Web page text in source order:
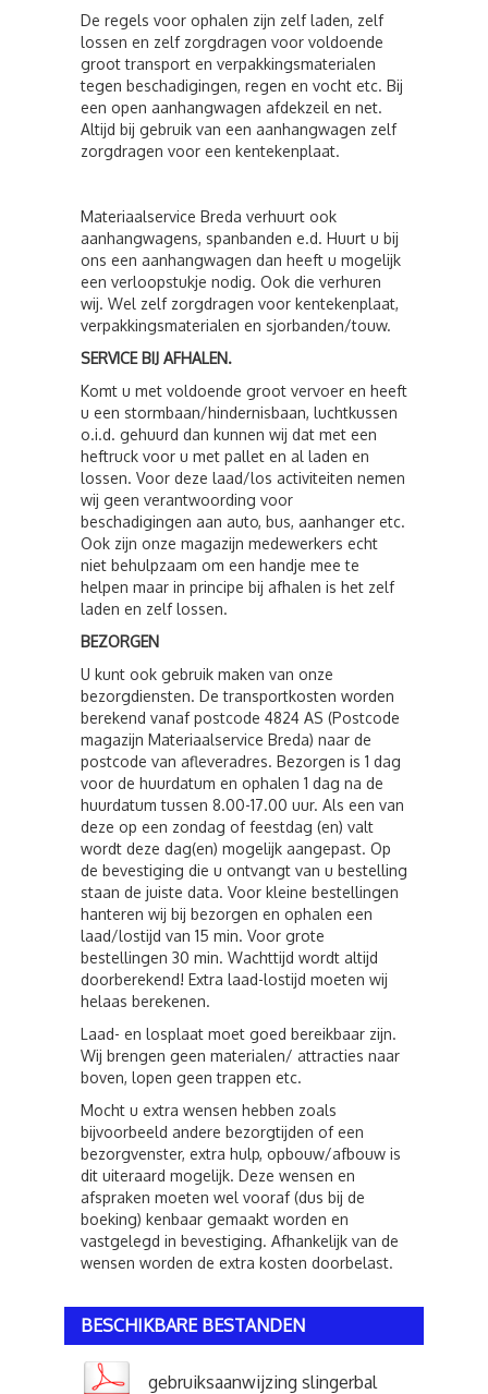
De regels voor ophalen zijn zelf laden, zelf
lossen en zelf zorgdragen voor voldoende
groot transport en verpakkingsmaterialen
tegen beschadigingen, regen en vocht etc. Bij
een open aanhangwagen afdekzeil en net.
Altijd bij gebruik van een aanhangwagen zelf
zorgdragen voor een kentekenplaat.
Materiaalservice Breda verhuurt ook
aanhangwagens, spanbanden e.d. Huurt u bij
ons een aanhangwagen dan heeft u mogelijk
een verloopstukje nodig. Ook die verhuren
wij. Wel zelf zorgdragen voor kentekenplaat,
verpakkingsmaterialen en sjorbanden/touw.
SERVICE BIJ AFHALEN.
Komt u met voldoende groot vervoer en heeft
u een stormbaan/hindernisbaan, luchtkussen
o.i.d. gehuurd dan kunnen wij dat met een
heftruck voor u met pallet en al laden en
lossen. Voor deze laad/los activiteiten nemen
wij geen verantwoording voor
beschadigingen aan auto, bus, aanhanger etc.
Ook zijn onze magazijn medewerkers echt
niet behulpzaam om een handje mee te
helpen maar in principe bij afhalen is het zelf
laden en zelf lossen.
BEZORGEN
U kunt ook gebruik maken van onze
bezorgdiensten. De transportkosten worden
berekend vanaf postcode 4824 AS (Postcode
magazijn Materiaalservice Breda) naar de
postcode van afleveradres. Bezorgen is 1 dag
voor de huurdatum en ophalen 1 dag na de
huurdatum tussen 8.00-17.00 uur. Als een van
deze op een zondag of feestdag (en) valt
wordt deze dag(en) mogelijk aangepast. Op
de bevestiging die u ontvangt van u bestelling
staan de juiste data. Voor kleine bestellingen
hanteren wij bij bezorgen en ophalen een
laad/lostijd van 15 min. Voor grote
bestellingen 30 min. Wachttijd wordt altijd
doorberekend! Extra laad-lostijd moeten wij
helaas berekenen.
Laad- en losplaat moet goed bereikbaar zijn.
Wij brengen geen materialen/ attracties naar
boven, lopen geen trappen etc.
Mocht u extra wensen hebben zoals
bijvoorbeeld andere bezorgtijden of een
bezorgvenster, extra hulp, opbouw/afbouw is
dit uiteraard mogelijk. Deze wensen en
afspraken moeten wel vooraf (dus bij de
boeking) kenbaar gemaakt worden en
vastgelegd in bevestiging. Afhankelijk van de
wensen worden de extra kosten doorbelast.
BESCHIKBARE BESTANDEN
gebruiksaanwijzing slingerbal